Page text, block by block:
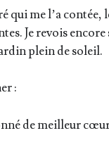
qui me l’a contée,
Je revois encore
plein de soleil.
:
de meilleur